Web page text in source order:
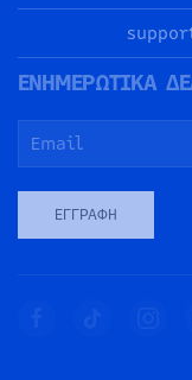
ΕΝΗΜΕΡΩΤΙΚΑ
ΕΓΓΡΑΦΉ